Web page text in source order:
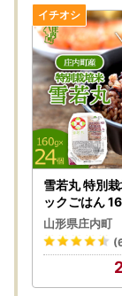
は、年明けと
ます。発送時
くか、担当ま
■ワンストップ
申込時にワン
にワンストッ
寄附を行った
て庄内町役場
例年、期限間
い方がいらっし
※確認書類の不
申請書を返送い
■ワンストップ
雪若丸 特別
ックごはん
有機黒米入 健
ット 備蓄 保存
単レンジ 温
煎調理 レト
ライス 玄米
山形県庄内町